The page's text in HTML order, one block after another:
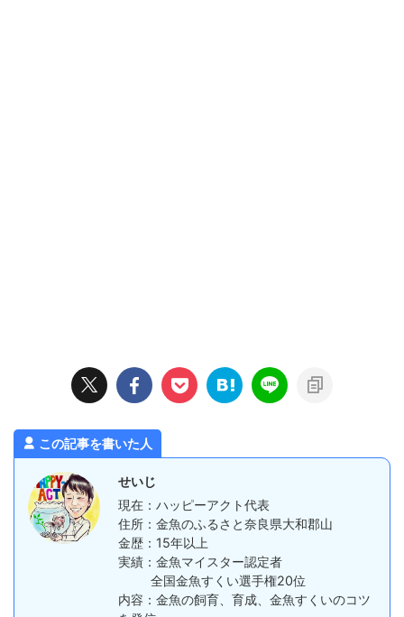
この記事を書いた人
せいじ
現在：ハッピーアクト代表
住所：金魚のふるさと奈良県大和郡山
金歴：15年以上
実績：金魚マイスター認定者
全国金魚すくい選手権20位
内容：金魚の飼育、育成、金魚すくいのコツ